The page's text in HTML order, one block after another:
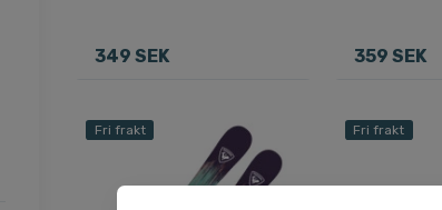
349 SEK 359 SEK
Fri frakt Fri frakt